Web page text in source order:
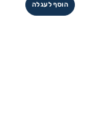
הוסף לעגלה